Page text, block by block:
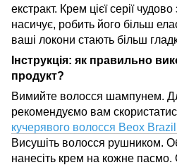
екстракт. Крем цієї серії
насичує, робить його більш
ваші локони стають більш
Інструкція: як правильно
продукт?
Вимийте волосся шампунем.
рекомендуємо вам
кучерявого волосся Beox
Висушіть волосся рушником.
нанесіть крем на кожне пасмо.